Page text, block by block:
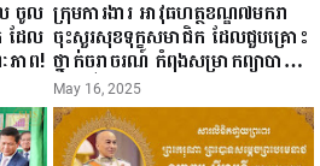
ល ចូល
ដែល
ាព!
ក្រុមការងារ អាវុធហត្ថខណ្ឌ៧មករា
ចុះសួរសុខទុក្ខសមាជិក ដែលជួបគ្រោះ
ថ្នាក់ចរាចរណ៍ កំពុងសម្រាកព្យាបាល
នៅមន្ទីរពេទ្យ!
May 16, 2025